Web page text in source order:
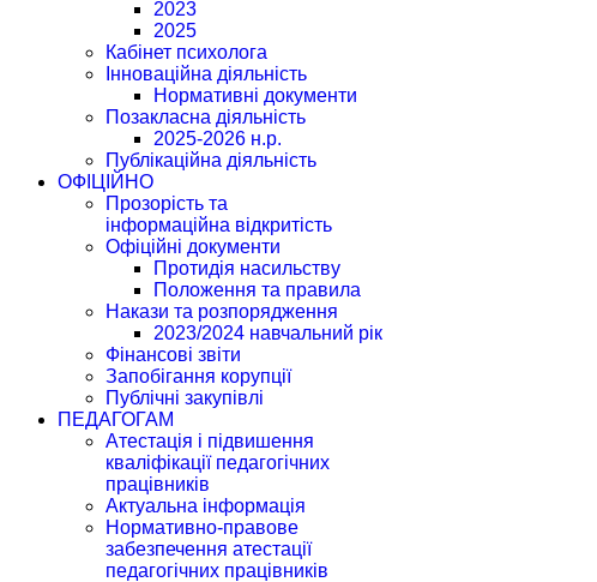
2023
2025
Кабінет психолога
Інноваційна діяльність
Нормативні документи
Позакласна діяльність
2025-2026 н.р.
Публікаційна діяльність
ОФІЦІЙНО
Прозорість та
інформаційна відкритість
Офіційні документи
Протидія насильству
Положення та правила
Накази та розпорядження
2023/2024 навчальний рік
Фінансові звіти
Запобігання корупції
Публічні закупівлі
ПЕДАГОГАМ
Атестація і підвишення
кваліфікації педагогічних
працівників
Актуальна інформація
Нормативно-правове
забезпечення атестації
педагогічних працівників